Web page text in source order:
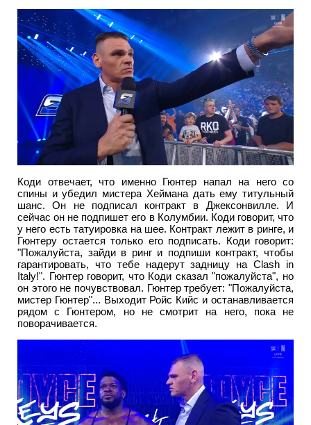
Коди отвечает, что именно Гюнтер напал на него со
спины и убедил мистера Хеймана дать ему титульный
шанс. Он не подписал контракт в Джексонвилле. И
сейчас он не подпишет его в Колумбии. Коди говорит, что
у него есть татуировка на шее. Контракт лежит в ринге, и
Гюнтеру остается только его подписать. Коди говорит:
"Пожалуйста, зайди в ринг и подпиши контракт, чтобы
гарантировать, что тебе надерут задницу на Clash in
Italy!". Гюнтер говорит, что Коди сказал "пожалуйста", но
он этого не почувствовал. Гюнтер требует: "Пожалуйста,
мистер Гюнтер"... Выходит Ройс Кийс и останавливается
рядом с Гюнтером, но не смотрит на него, пока не
поворачивается.